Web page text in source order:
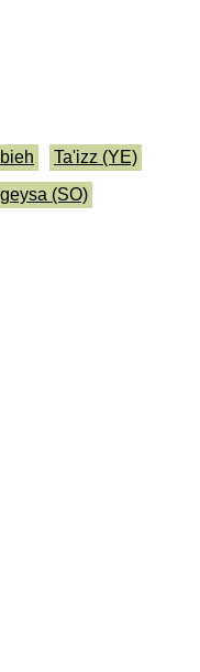
Ta'izz (YE)
(SO)